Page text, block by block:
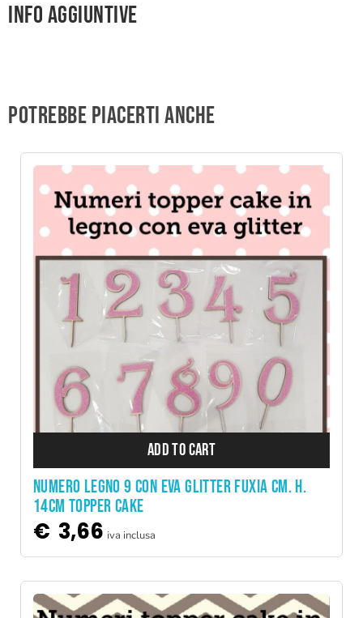
Info aggiuntive
Potrebbe piacerti anche
ADD TO CART
NUMERO LEGNO 9 CON EVA GLITTER FUXIA CM. H.
14CM TOPPER CAKE
€ 3,66 iva inclusa